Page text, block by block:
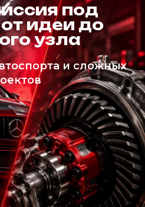
под
идеи до
узла
и сложных